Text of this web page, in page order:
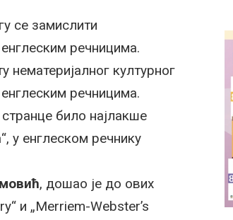
се замислити
речницима.
нематеријалног културног
речницима.
било најлакше
у енглеском речнику
, дошао је до ових
и „Merriem-Webster’s